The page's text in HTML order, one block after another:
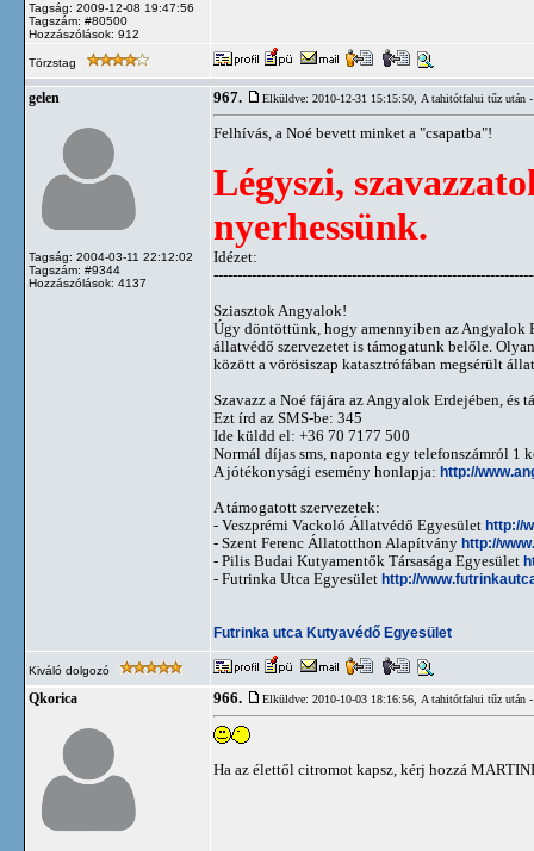
Tagság: 2009-12-08 19:47:56
Tagszám: #80500
Hozzászólások: 912
Törzstag
gelen
Tagság: 2004-03-11 22:12:02
Tagszám: #9344
Hozzászólások: 4137
967. Elküldve: 2010-12-31 15:15:50, A tahitótfalui tűz után
Felhívás, a Noé bevett minket a "csapatba"!
Légyszi,
nyerhessünk.
Idézet:
Sziasztok Angyalok!
Úgy döntöttünk, hogy amennyiben az Angyalok
állatvédő szervezetet is támogatunk belőle.
között a vörösiszap katasztrófában megsérült
Szavazz a Noé fájára az Angyalok Erdejében, és
Ezt írd az SMS-be: 345
Ide küldd el: +36 70 7177 500
Normál díjas sms, naponta egy telefonszámról 1
A jótékonysági esemény honlapja: http://
A támogatott szervezetek:
- Veszprémi Vackoló Állatvédő Egyesület http://
- Szent Ferenc Állatotthon Alapítvány http://
- Pilis Budai Kutyamentők Társasága Egyesület
- Futrinka Utca Egyesület http://
Futrinka utca Kutyavédő Egyesület
Kiváló dolgozó
Qkorica 966. Elküldve: 2010-10-03 18:16:56, A tahitótfalui tűz után
Ha az élettől citromot kapsz, kérj hozzá